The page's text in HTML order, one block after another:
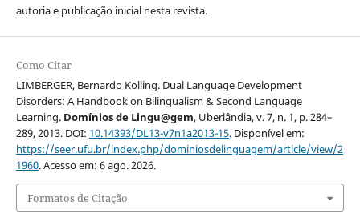
autoria e publicação inicial nesta revista.
Como Citar
LIMBERGER, Bernardo Kolling. Dual Language Development
Disorders: A Handbook on Bilingualism & Second Language
Learning. Domínios de Lingu@gem, Uberlândia, v. 7, n. 1, p. 284–
289, 2013. DOI: 10.14393/DL13-v7n1a2013-15. Disponível em:
https://seer.ufu.br/index.php/dominiosdelinguagem/article/view/2
1960. Acesso em: 6 ago. 2026.
Formatos de Citação